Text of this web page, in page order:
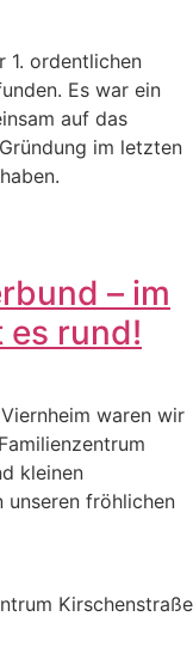
1. ordentlichen
Es war ein
auf das
im letzten
– im
es rund!
waren wir
kleinen
unseren fröhlichen
Kirschenstraße